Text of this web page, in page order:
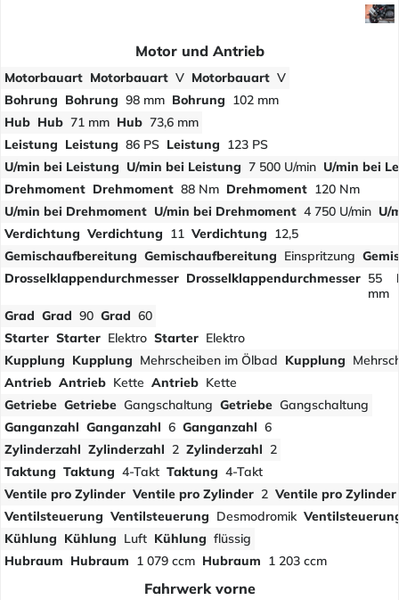
Motor und Antrieb
Motorbauart Motorbauart V Motorbauart V
Bohrung Bohrung 98 mm Bohrung 102 mm
Hub Hub 71 mm Hub 73,6 mm
Leistung Leistung 86 PS Leistung 123 PS
U/min bei Leistung U/min bei Leistung 7 500 U/min U/min bei
Drehmoment Drehmoment 88 Nm Drehmoment 120 Nm
U/min bei Drehmoment U/min bei Drehmoment 4 750 U/min U/
Verdichtung Verdichtung 11 Verdichtung 12,5
Gemischaufbereitung Gemischaufbereitung Einspritzung
Drosselklappendurchmesser Drosselklappendurchmesser 55
mm
Grad Grad 90 Grad 60
Starter Starter Elektro Starter Elektro
Kupplung Kupplung Mehrscheiben im Ölbad Kupplung
Antrieb Antrieb Kette Antrieb Kette
Getriebe Getriebe Gangschaltung Getriebe Gangschaltung
Ganganzahl Ganganzahl 6 Ganganzahl 6
Zylinderzahl Zylinderzahl 2 Zylinderzahl 2
Taktung Taktung 4-Takt Taktung 4-Takt
Ventile pro Zylinder Ventile pro Zylinder 2 Ventile pro Zylinder
Ventilsteuerung Ventilsteuerung Desmodromik
Kühlung Kühlung Luft Kühlung flüssig
Hubraum Hubraum 1 079 ccm Hubraum 1 203 ccm
Fahrwerk vorne